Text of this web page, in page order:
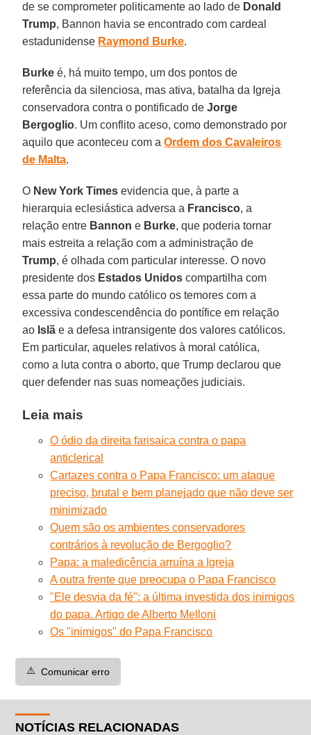
de se comprometer politicamente ao lado de Donald
Trump, Bannon havia se encontrado com cardeal
estadunidense Raymond Burke.
Burke é, há muito tempo, um dos pontos de
referência da silenciosa, mas ativa, batalha da Igreja
conservadora contra o pontificado deJorge
Bergoglio. Um conflito aceso, como demonstrado por
aquilo que aconteceu com aOrdem dos Cavaleiros
de Malta.
O New York Times evidencia que, à parte a
hierarquia eclesiástica adversa a Francisco, a
relação entre Bannon e Burke, que poderia tornar
mais estreita a relação com a administração de
Trump, é olhada com particular interesse. O novo
presidente dos Estados Unidos compartilha com
essa parte do mundo católico os temores com a
excessiva condescendência do pontífice em relação
ao Islã e a defesa intransigente dos valores católicos.
Em particular, aqueles relativos à moral católica,
como a luta contra o aborto, que Trump declarou que
quer defender nas suas nomeações judiciais.
Leia mais
O ódio da direita farisaica contra o papa
anticlerical
Cartazes contra o Papa Francisco: um ataque
preciso, brutal e bem planejado que não deve ser
minimizado
Quem são os ambientes conservadores
contrários à revolução de Bergoglio?
Papa: a maledicência arruína a Igreja
A outra frente que preocupa o Papa Francisco
"Ele desvia da fé": a última investida dos inimigos
do papa. Artigo de Alberto Melloni
Os "inimigos" do Papa Francisco
⚠️ Comunicar erro
NOTÍCIAS RELACIONADAS